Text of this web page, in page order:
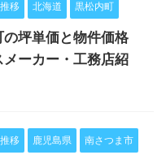
移 北海道 黒松内町
坪単価と物件価格
ーカー・工務店紹
移 鹿児島県 南さつま市